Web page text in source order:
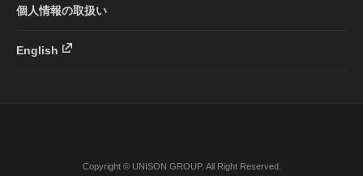
個人情報の取扱い
English
Copyright © UNISON GROUP. All Right Reserved.